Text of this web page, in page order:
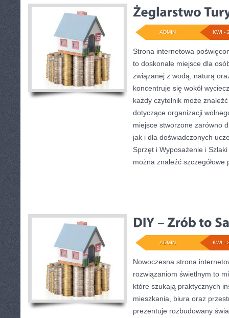
KWI -
ADMIN
Strona internetowa
to doskonałe miejsce dla
związanej z wodą, naturą
koncentruje się wokół
każdy czytelnik może
dotyczące organizacji
miejsce stworzone zarówno
jak i dla doświadczonych
Sprzęt i Wyposażenie i
można znaleźć szczegółowe
KWI -
ADMIN
Nowoczesna strona
rozwiązaniom świetlnym to
które szukają praktycznych
mieszkania, biura oraz
prezentuje rozbudowany